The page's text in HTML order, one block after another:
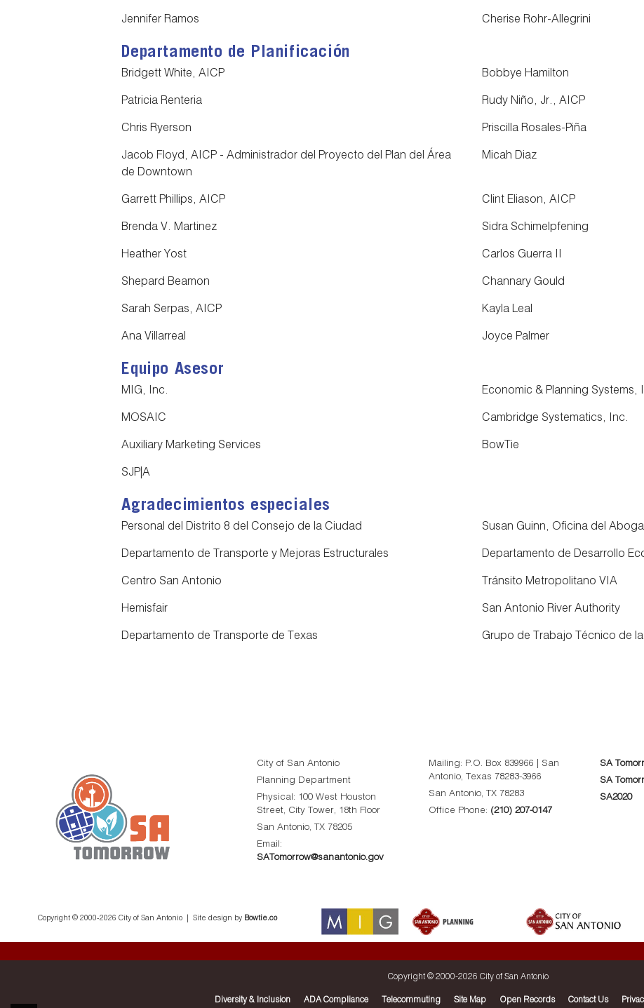
Jennifer Ramos Cherise Rohr-Allegrini
Departamento de Planificación
Bridgett White, AICP Bobbye Hamilton
Patricia Renteria Rudy Niño, Jr., AICP
Chris Ryerson Priscilla Rosales-Piña
Jacob Floyd, AICP - Administrador del Proyecto del Plan del Área
de Downtown
Micah Diaz
Garrett Phillips, AICP Clint Eliason, AICP
Brenda V. Martinez Sidra Schimelpfening
Heather Yost Carlos Guerra II
Shepard Beamon Channary Gould
Sarah Serpas, AICP Kayla Leal
Ana Villarreal Joyce Palmer
Equipo Asesor
MIG, Inc. Economic & Planning Systems,
MOSAIC Cambridge Systematics, Inc.
Auxiliary Marketing Services BowTie
SJP|A
Agradecimientos especiales
Personal del Distrito 8 del Consejo de la Ciudad Susan Guinn, Oficina del
Departamento de Transporte y Mejoras Estructurales Departamento de Desarrollo
Centro San Antonio Tránsito Metropolitano VIA
Hemisfair San Antonio River Authority
Departamento de Transporte de Texas Grupo de Trabajo Técnico de
City of San Antonio
Planning Department
Physical: 100 West Houston
Street, City Tower, 18th Floor
San Antonio, TX 78205
Email:
SATomorrow@sanantonio.gov
Mailing: P.O. Box 839966 | San
Antonio, Texas 78283-3966
San Antonio, TX 78283
Office Phone: (210) 207-0147
SA
SA
SA2020
Copyright © 2000-2026 City of San Antonio | Site design by Bowtie.co
Copyright © 2000-2026 City of San Antonio
Diversity & Inclusion ADA Compliance Telecommuting Site Map Open Records Contact Us